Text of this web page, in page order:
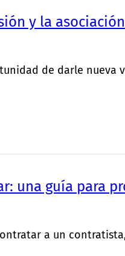
y la asociación
de darle nueva
una guía para
a un